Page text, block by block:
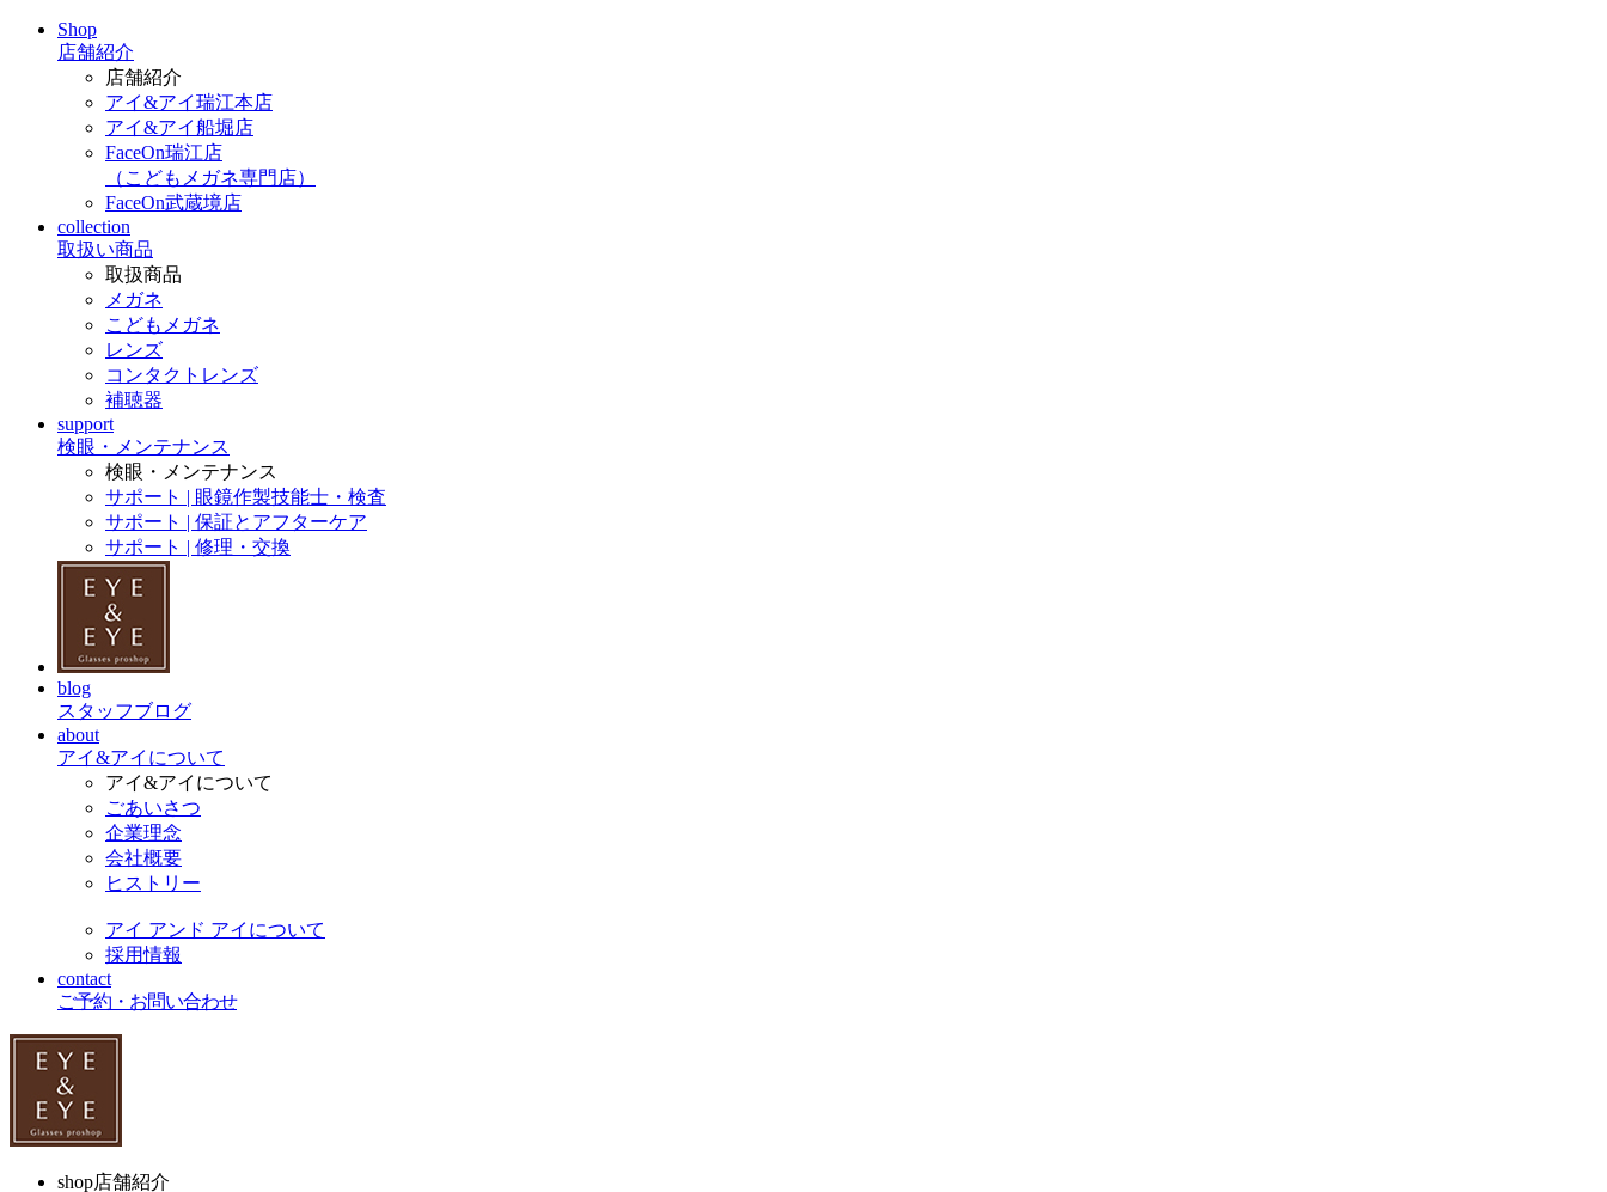
Shop
店舗紹介
店舗紹介
アイ&アイ瑞江本店
アイ&アイ船堀店
FaceOn瑞江店
（こどもメガネ専門店）
FaceOn武蔵境店
collection
取扱い商品
取扱商品
メガネ
こどもメガネ
レンズ
コンタクトレンズ
補聴器
support
検眼・メンテナンス
検眼・メンテナンス
サポート | 眼鏡作製技能士・検査
サポート | 保証とアフターケア
サポート | 修理・交換
blog
スタッフブログ
about
アイ&アイについて
アイ&アイについて
ごあいさつ
企業理念
会社概要
ヒストリー
アイ アンド アイについて
採用情報
contact
ご予約・お問い合わせ
shop店舗紹介